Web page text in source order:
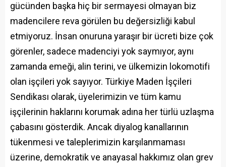
gücünden başka hiç bir sermayesi olmayan biz
madencilere reva görülen bu değersizliği kabul
etmiyoruz. İnsan onuruna yaraşır bir ücreti bize çok
görenler, sadece madenciyi yok saymıyor, aynı
zamanda emeği, alin terini, ve ülkemizin lokomotifi
olan işçileri yok sayıyor. Türkiye Maden İşçileri
Sendikası olarak, üyelerimizin ve tüm kamu
işçilerinin haklarını korumak adına her türlü uzlaşma
çabasını gösterdik. Ancak diyalog kanallarının
tükenmesi ve taleplerimizin karşılanmaması
üzerine, demokratik ve anayasal hakkımız olan grev